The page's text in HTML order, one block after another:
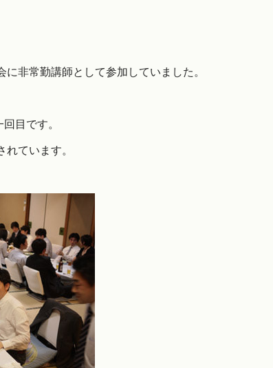
非常勤講師として参加していました。
目です。
ています。